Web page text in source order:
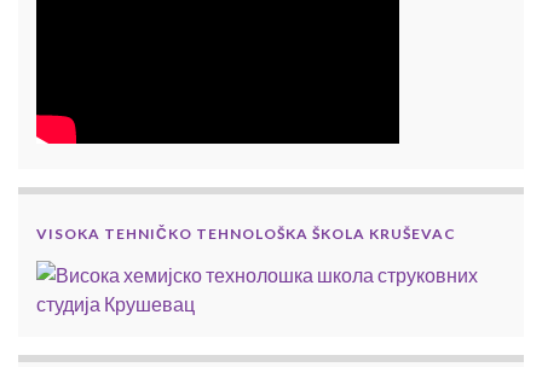
VISOKA TEHNIČKO TEHNOLOŠKA ŠKOLA KRUŠEVAC